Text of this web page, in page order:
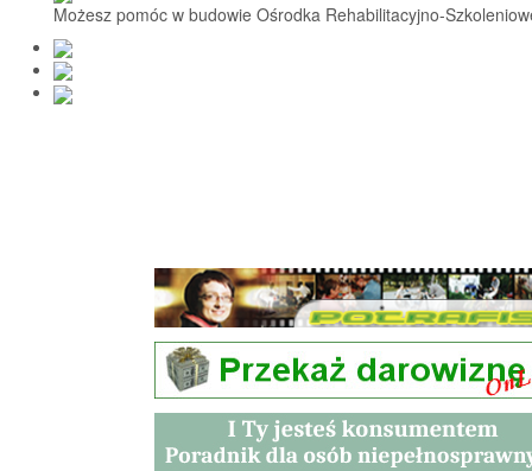
Nasi Beneficjenci
Ośrodek Reh-Szkol
Sprawozdania
Możesz pomóc w budowie Ośrodka Rehabilitacyjno-